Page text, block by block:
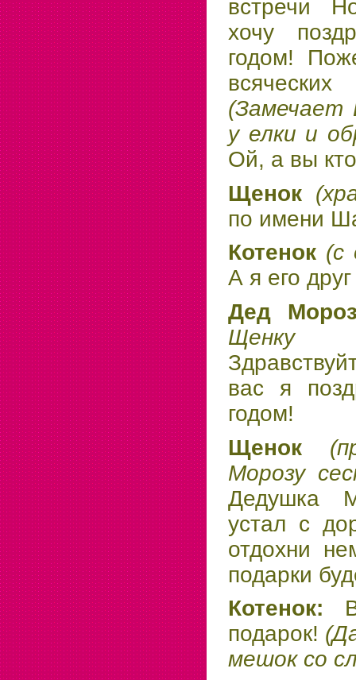
встречи
хочу
годом!
(Замечает
у елки и
Ой, а вы
Щенок
по имени
Котенок (с
А я его
Дед
Щенку
вас я
годом!
Щенок
Морозу
Дедушка
устал с
отдохни
подарки
Котенок:
подарок!
мешок со